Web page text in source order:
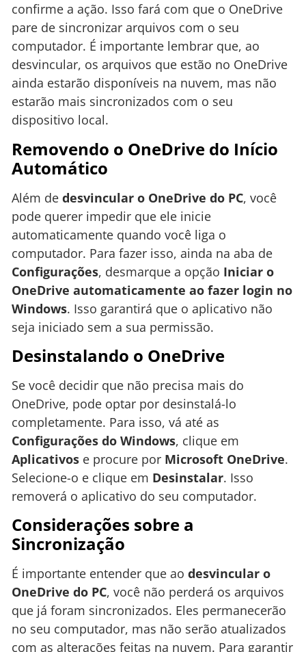
confirme a ação. Isso fará com que o OneDrive
pare de sincronizar arquivos com o seu
computador. É importante lembrar que, ao
desvincular, os arquivos que estão no OneDrive
ainda estarão disponíveis na nuvem, mas não
estarão mais sincronizados com o seu
dispositivo local.
Removendo o OneDrive do Início
Automático
Além de desvincular o OneDrive do PC, você
pode querer impedir que ele inicie
automaticamente quando você liga o
computador. Para fazer isso, ainda na aba de
Configurações, desmarque a opção Iniciar o
OneDrive automaticamente ao fazer login no
Windows. Isso garantirá que o aplicativo não
seja iniciado sem a sua permissão.
Desinstalando o OneDrive
Se você decidir que não precisa mais do
OneDrive, pode optar por desinstalá-lo
completamente. Para isso, vá até as
Configurações do Windows, clique em
Aplicativos e procure por Microsoft OneDrive.
Selecione-o e clique em Desinstalar. Isso
removerá o aplicativo do seu computador.
Considerações sobre a
Sincronização
É importante entender que ao desvincular o
OneDrive do PC, você não perderá os arquivos
que já foram sincronizados. Eles permanecerão
no seu computador, mas não serão atualizados
com as alterações feitas na nuvem. Para garantir